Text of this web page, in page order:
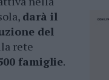
darà il
del
rete
famiglie.